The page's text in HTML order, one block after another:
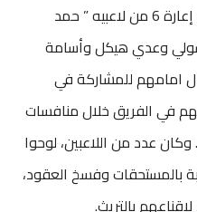
يتجه نادي الجزيرة للموافقة على إعارة 6 من لاعبيه ” حمد
وعدي هيكل وأسامة
امامهم للمشاركة في
في الفريق خلال منافسات
عدد من اللاعبين، لوحوا
بالمستحقات وفسخ العقود،
بالتريث.